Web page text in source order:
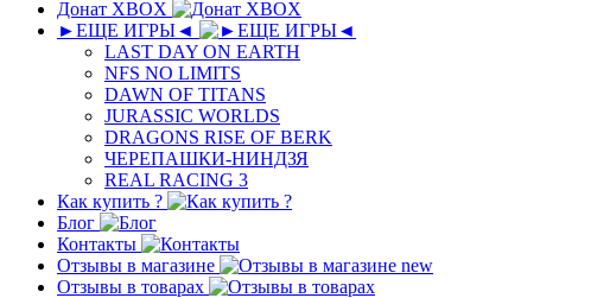
Донат XBOX
►ЕЩЕ ИГРЫ◄
LAST DAY ON EARTH
NFS NO LIMITS
DAWN OF TITANS
JURASSIC WORLDS
DRAGONS RISE OF BERK
ЧЕРЕПАШКИ-НИНДЗЯ
REAL RACING 3
Как купить ?
Блог
Контакты
Отзывы в магазине
new
Отзывы в товарах